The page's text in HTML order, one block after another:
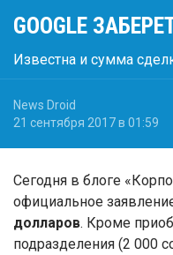
GOOGLE
Известна и сумма
News Droid
21 сентября 2017 в 01:59
Сегодня в блоге
официальное
долларов. Кроме
подразделения (2 000